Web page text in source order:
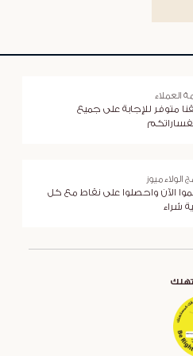
العملاء
متوفر للإجابة على جميع
الولاء ميوز
الآن واحصلوا على نقاط مع كل
شراء